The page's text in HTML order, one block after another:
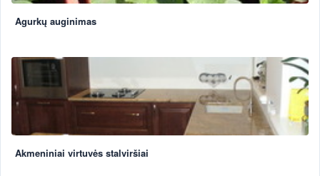
Agurkų auginimas
Akmeniniai virtuvės stalviršiai